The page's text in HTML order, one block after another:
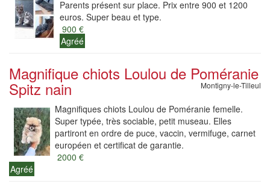
Parents présent sur place. Prix entre 900 et 1200
euros. Super beau et type.
900 €
Agréé
Magnifique chiots Loulou de Poméranie
Spitz nain Montigny-le-Tilleul
Magnifiques chiots Loulou de Poméranie femelle.
Super typée, très sociable, petit museau. Elles
partiront en ordre de puce, vaccin, vermifuge, carnet
européen et certificat de garantie.
2000 €
Agréé